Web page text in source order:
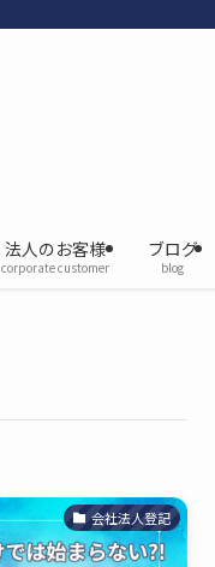
法人のお客様
corporate customer
ブログ
blog
会社法人登記